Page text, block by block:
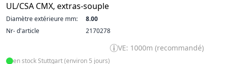
UL/CSA CMX, extras-souple
Diamètre extérieure mm:
8.00
Nr- d'article
2170278
VE: 1000m (recommandé)
en stock Stuttgart (environ 5 jours)